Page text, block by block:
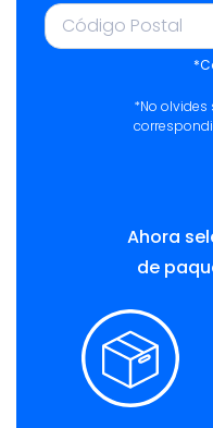
*No
Ahora
de